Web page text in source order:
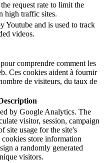
request rate to limit the
high traffic sites.
Youtube and is used to track
videos.
comprendre comment les
Ces cookies aident à fournir
de visiteurs, du taux de
by Google Analytics. The
visitor, session, campaign
site usage for the site's
store information
a randomly generated
visitors.